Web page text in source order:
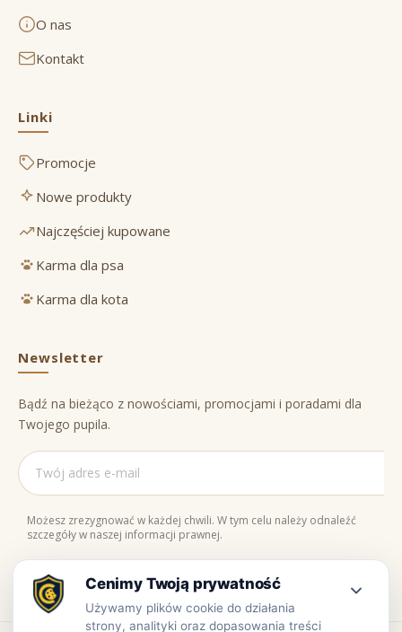
O nas
Kontakt
Linki
Promocje
Nowe produkty
Najczęściej kupowane
Karma dla psa
Karma dla kota
Newsletter
Bądź na bieżąco z nowościami, promocjami i poradami dla
Twojego pupila.
Możesz zrezygnować w każdej chwili. W tym celu należy odnaleźć
szczegóły w naszej informacji prawnej.
Naturalne składniki
100% jakości Zaufaj nam